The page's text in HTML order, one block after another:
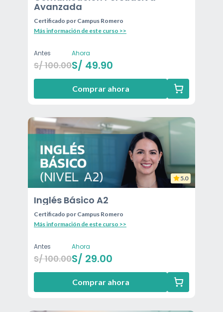
Avanzada
Certificado por Campus Romero
Más información de este curso >>
Antes
S/100.00
Ahora
S/ 49.90
Comprar ahora
5.0
Inglés Básico A2
Certificado por Campus Romero
Más información de este curso >>
Antes
S/100.00
Ahora
S/ 29.00
Comprar ahora